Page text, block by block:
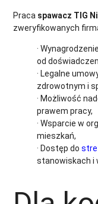
Praca spawacz TIG
zweryfikowanych
·
od
· Legalne
zdrowotnym i
· Możliwość
prawem pracy,
· Wsparcie w
mieszkań,
· Dostęp do
stanowiskach i